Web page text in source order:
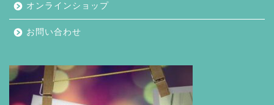
オンラインショップ
お問い合わせ